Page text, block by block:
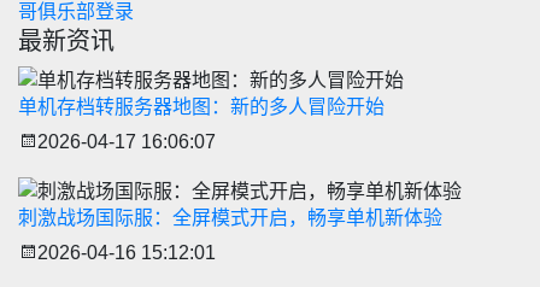
哥俱乐部登录
最新资讯
单机存档转服务器地图：新的多人冒险开始
2026-04-17 16:06:07
刺激战场国际服：全屏模式开启，畅享单机新体验
2026-04-16 15:12:01